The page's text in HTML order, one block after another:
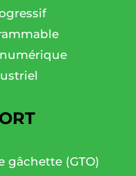
gâchette (GTO)